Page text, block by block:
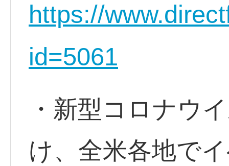
https://
id=5061
・新型コロナウ
け、全米各地で